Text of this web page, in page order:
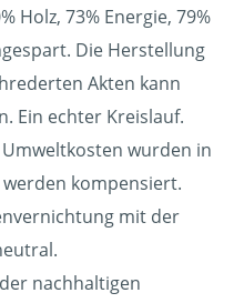
Holz, 73% Energie, 79%
Die Herstellung
Akten kann
Ein echter Kreislauf.
wurden in
kompensiert.
mit der
nachhaltigen